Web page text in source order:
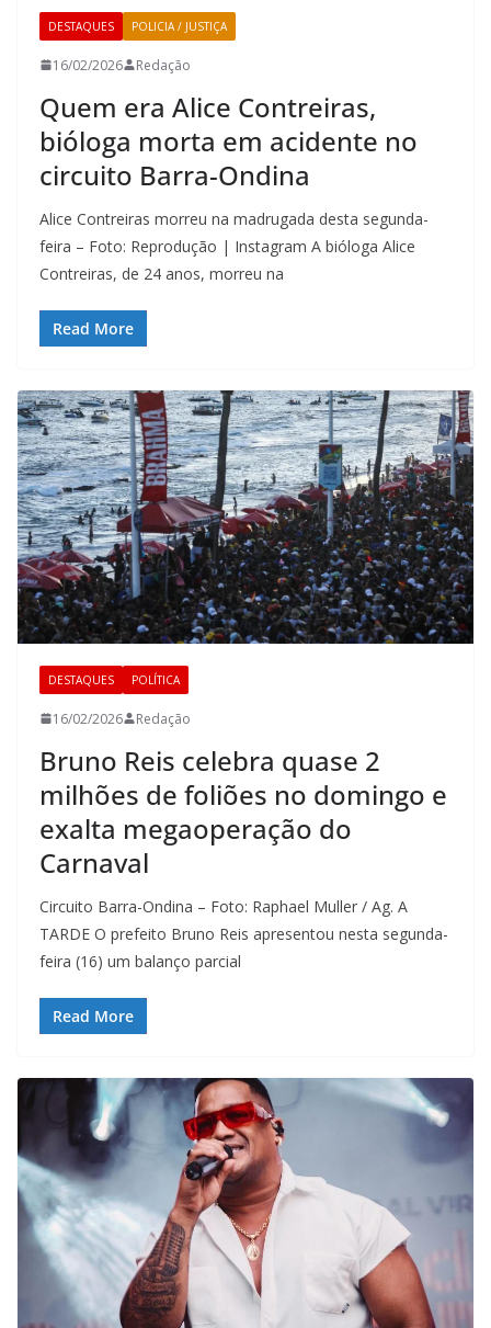
DESTAQUES POLICIA / JUSTIÇA
16/02/2026 Redação
Quem era Alice Contreiras,
bióloga morta em acidente no
circuito Barra-Ondina
Alice Contreiras morreu na madrugada desta segunda-
feira – Foto: Reprodução | Instagram A bióloga Alice
Contreiras, de 24 anos, morreu na
Read More
DESTAQUES POLÍTICA
16/02/2026 Redação
Bruno Reis celebra quase 2
milhões de foliões no domingo e
exalta megaoperação do
Carnaval
Circuito Barra-Ondina – Foto: Raphael Muller / Ag. A
TARDE O prefeito Bruno Reis apresentou nesta segunda-
feira (16) um balanço parcial
Read More